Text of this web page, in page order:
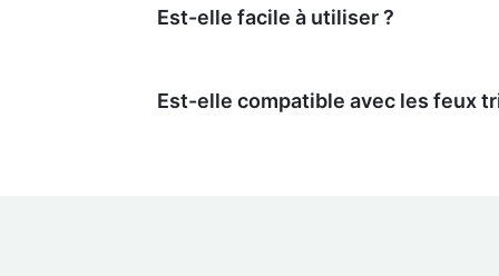
Est-elle facile à utiliser ?
Est-elle compatible avec les feux